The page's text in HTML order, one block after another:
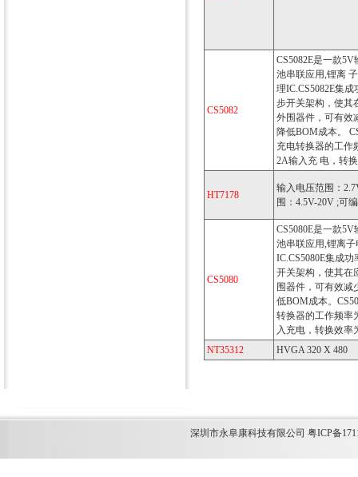
CS5082
CS5082E是一款
池串联应用,锂离
理IC.CS5082E集
步开关架构，使其
外围器件，可有效
降低BOM成本。
充电转换器的工作
2A输入充 电，转
HT7178
输入电压范围：
围：4.5V-20V ;可
CS5080
CS5080E是一款
池串联应用,锂离
IC.CS5080E集成
开关架构，使其在
围器件，可有效减
低BOM成本。
转换器的工作频率
入充电，转换效率
NT35312
HVGA 320 X 480
深圳市永阜康科技有限公司 粤ICP备